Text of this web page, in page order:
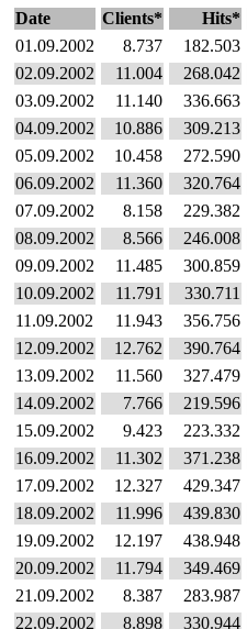
Date Clients* Hits*
01.09.2002
8.737 182.503
02.09.2002
11.004 268.042
03.09.2002
11.140 336.663
04.09.2002
10.886 309.213
05.09.2002
10.458 272.590
06.09.2002
11.360 320.764
07.09.2002
8.158 229.382
08.09.2002
8.566 246.008
09.09.2002
11.485 300.859
10.09.2002
11.791 330.711
11.09.2002
11.943 356.756
12.09.2002
12.762 390.764
13.09.2002
11.560 327.479
14.09.2002
7.766 219.596
15.09.2002
9.423 223.332
16.09.2002
11.302 371.238
17.09.2002
12.327 429.347
18.09.2002
11.996 439.830
19.09.2002
12.197 438.948
20.09.2002
11.794 349.469
21.09.2002
8.387 283.987
22.09.2002
8.898 330.944